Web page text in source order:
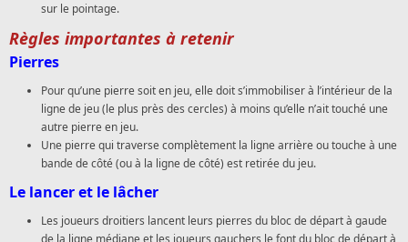
sur le pointage.
Règles importantes à retenir
Pierres
Pour qu’une pierre soit en jeu, elle doit s’immobiliser à l’intérieur de la
ligne de jeu (le plus près des cercles) à moins qu’elle n’ait touché une
autre pierre en jeu.
Une pierre qui traverse complètement la ligne arrière ou touche à une
bande de côté (ou à la ligne de côté) est retirée du jeu.
Le lancer et le lâcher
Les joueurs droitiers lancent leurs pierres du bloc de départ à gaude
de la ligne médiane et les joueurs gauchers le font du bloc de départ à